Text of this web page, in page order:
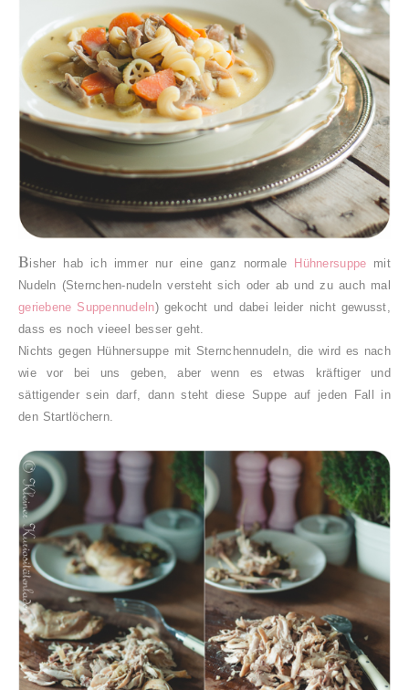
Bisher hab ich immer nur eine ganz normale Hühnersuppe mit
Nudeln (Sternchen-nudeln versteht sich oder ab und zu auch mal
geriebene Suppennudeln) gekocht und dabei leider nicht gewusst,
dass es noch vieeel besser geht.
Nichts gegen Hühnersuppe mit Sternchennudeln, die wird es nach
wie vor bei uns geben, aber wenn es etwas kräftiger und
sättigender sein darf, dann steht diese Suppe auf jeden Fall in
den Startlöchern.